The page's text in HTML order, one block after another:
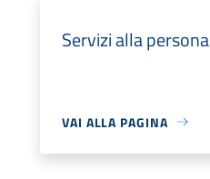
Servizi alla persona
VAI ALLA PAGINA